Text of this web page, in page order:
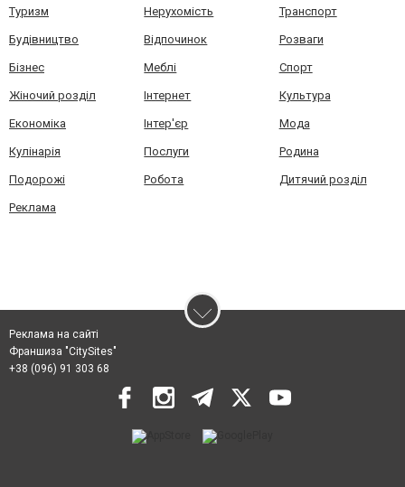
Туризм Нерухомість Транспорт
Будівництво Відпочинок Розваги
Бізнес Меблі Спорт
Жіночий розділ Інтернет Культура
Економіка Інтер'єр Мода
Кулінарія Послуги Родина
Подорожі Робота Дитячий розділ
Реклама
Реклама на сайті
Франшиза "CitySites"
+38 (096) 91 303 68